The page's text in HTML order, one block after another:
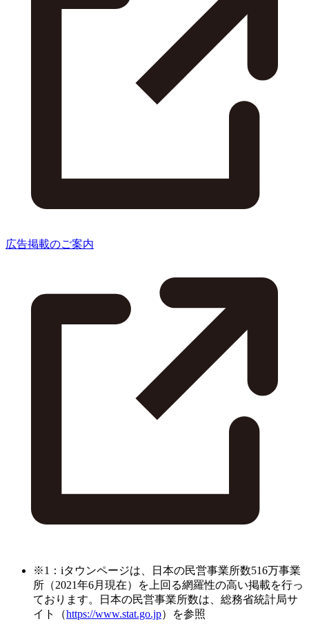
広告掲載のご案内
※1：iタウンページは、日本の民営事業所数516万事業
所（2021年6月現在）を上回る網羅性の高い掲載を行っ
ております。日本の民営事業所数は、総務省統計局サ
イト（https://www.stat.go.jp）を参照